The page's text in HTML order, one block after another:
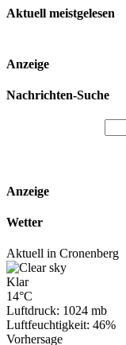
Aktuell meistgelesen
Anzeige
Nachrichten-Suche
Anzeige
Wetter
Aktuell in Cronenberg
Klar
14°C
Luftdruck: 1024 mb
Luftfeuchtigkeit: 46%
Vorhersage